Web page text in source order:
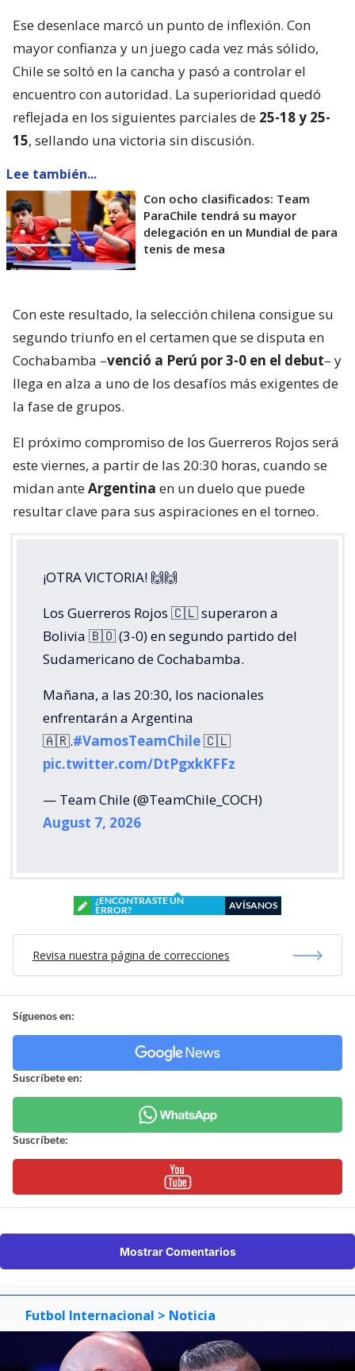
Ese desenlace marcó un punto de inflexión. Con
mayor confianza y un juego cada vez más sólido,
Chile se soltó en la cancha y pasó a controlar el
encuentro con autoridad. La superioridad quedó
reflejada en los siguientes parciales de 25-18 y 25-
15, sellando una victoria sin discusión.
Lee también...
Con ocho clasificados: Team
ParaChile tendrá su mayor
delegación en un Mundial de para
tenis de mesa
Con este resultado, la selección chilena consigue su
segundo triunfo en el certamen que se disputa en
Cochabamba –venció a Perú por 3-0 en el debut– y
llega en alza a uno de los desafíos más exigentes de
la fase de grupos.
El próximo compromiso de los Guerreros Rojos será
este viernes, a partir de las 20:30 horas, cuando se
midan anteArgentina en un duelo que puede
resultar clave para sus aspiraciones en el torneo.
¡OTRA VICTORIA! 🙌🙌
Los Guerreros Rojos 🇨🇱 superaron a
Bolivia 🇧🇴 (3-0) en segundo partido del
Sudamericano de Cochabamba.
Mañana, a las 20:30, los nacionales
enfrentarán a Argentina
🇦🇷.#VamosTeamChile🇨🇱
pic.twitter.com/DtPgxkKFFz
— Team Chile (@TeamChile_COCH)
August 7, 2026
¿ENCONTRASTE UN
ERROR?
AVÍSANOS
Revisa nuestra página de correcciones
Síguenos en:
Suscríbete en:
Suscríbete:
Mostrar Comentarios
Futbol Internacional > Noticia